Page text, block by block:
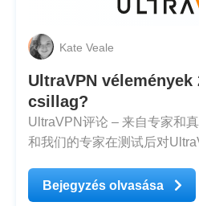
Kate Veale
UltraVPN vélemények
csillag?
UltraVPN评论 – 来自专家和
和我们的专家在测试后对
Bejegyzés olvasása